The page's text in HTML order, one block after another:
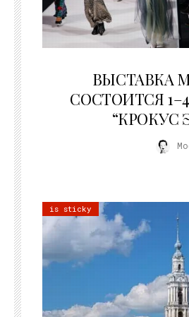
ВЫСТАВКА
СОСТОИТСЯ
“КРОКУС
is sticky